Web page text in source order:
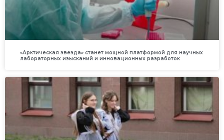
«Арктическая звезда» станет мощной платформой для научных
лабораторных изысканий и инновационных разработок